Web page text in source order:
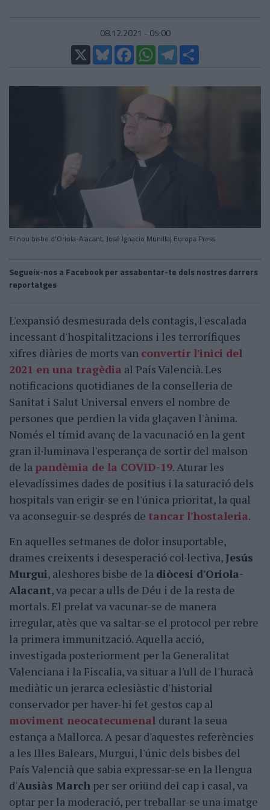
08.12.2021 - 05:00
X
BlueskyFacebookWhatsAppTelegram
El nou bisbe d'Oriola-Alacant, José Ignacio Munilla| Europa Press
Segueix-nos a Facebook per assabentar-te dels nostres darrers
reportatges
L'expansió desmesurada dels contagis, l'escalada
incessant d'hospitalitzacions i les terrorífiques
xifres diàries de morts van convertir l'inici del
2021 en una tragèdia al País Valencià. Les
notificacions quotidianes de la conselleria de
Sanitat i Salut Universal envers el nombre de
persones que perdien la vida glaçaven l'ànima.
Només el tímid avanç de la vacunació en la gent
gran il·luminava l'esperança de sortir del malson
de la pandèmia de la COVID-19. Aturar les
elevadíssimes dades de positius i la saturació dels
hospitals van erigir-se en l'única prioritat, la qual
va aconseguir-se després de tancar l'hostaleria.
En aquelles setmanes de dolor insuportable,
drames creixents i desesperació col·lectiva,Jesús
Murgui, aleshores bisbe de la diòcesi d'Oriola-
Alacant, va pecar a ulls de Déu i de la resta de
mortals. El prelat va vacunar-se de manera
irregular, atès que va saltar-se el protocol per rebre
la primera immunització. Aquella acció,
investigada posteriorment per la Generalitat
Valenciana i la Fiscalia, va situar a l'ull de l'huracà
mediàtic un jerarca eclesiàstic d'historial
conservador per haver-hi fet gestos cap al
moviment neocatecumenal durant la seua
estança a Mallorca. A pesar d'aquestes referències
a les Illes Balears, Murgui, l'únic dels bisbes del
País Valencià que sabia expressar-se en la llengua
d'Ausiàs March per ser oriünd del cap i casal, va
optar per la moderació, per treballar-se una imatge